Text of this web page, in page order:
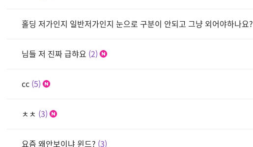
홀딩 저가인지 일반저가인지 눈으로 구분이 안되고 그냥 외어야하나요?
님들 저 진짜 급햐요 2
cc 5
ㅊㅊ 3
요즘 왜안보이냐 윈드? 3